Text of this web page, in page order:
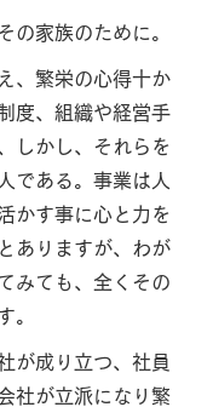
の家族のために。
、繁栄の心得十か
度、組織や経営手
しかし、それらを
である。事業は人
かす事に心と力を
ありますが、わが
みても、全くその
。
が成り立つ、社員
社が立派になり繁